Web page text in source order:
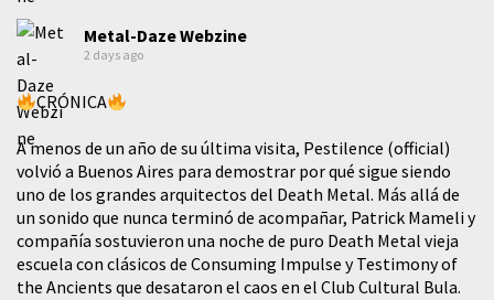
Metal-Daze Webzine
2 days ago
CRÓNICA
A menos de un año de su última visita, Pestilence (official)
volvió a Buenos Aires para demostrar por qué sigue siendo
uno de los grandes arquitectos del Death Metal. Más allá de
un sonido que nunca terminó de acompañar, Patrick Mameli y
compañía sostuvieron una noche de puro Death Metal vieja
escuela con clásicos de Consuming Impulse y Testimony of
the Ancients que desataron el caos en el Club Cultural Bula.